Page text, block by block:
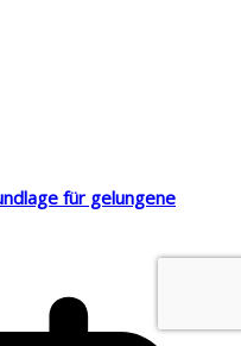
für gelungene